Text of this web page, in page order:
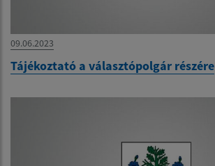
09.06.2023
Tájékoztató a választópolgár részére